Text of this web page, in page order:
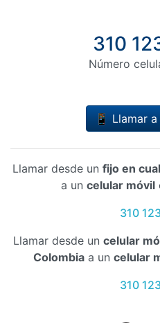
310
Número
📱 Llamar
Llamar desde un fijo en
a un celular móvil
310
Llamar desde un celular
Colombia a un celular
310